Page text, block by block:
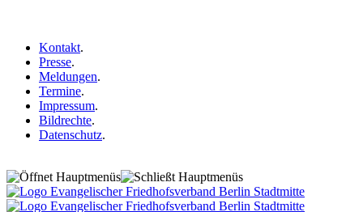
Kontakt.
Presse.
Meldungen.
Termine.
Impressum.
Bildrechte.
Datenschutz.